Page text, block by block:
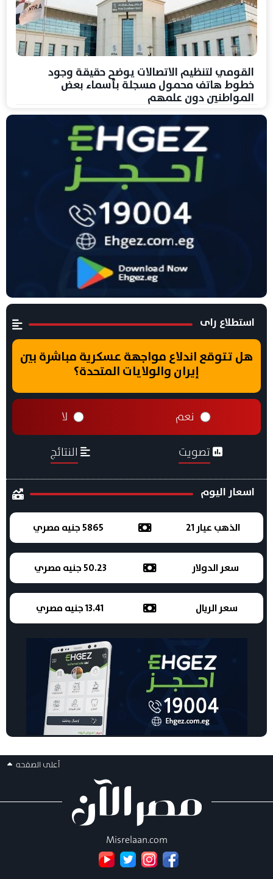
القومي لتنظيم الاتصالات يوضح حقيقة وجود
خطوط هاتف محمول مسجلة بأسماء بعض
المواطنين دون علمهم
استطلاع راى
هل تتوقع اندلاع مواجهة عسكرية مباشرة بين
إيران والولايات المتحدة؟
نعم لا
تصويت النتائج
اسعار اليوم
الذهب عيار 21 5865 جنيه مصري
سعر الدولار 50.23 جنيه مصري
سعر الريال 13.41 جنيه مصري
أعلى الصفحه
Misrelaan.com